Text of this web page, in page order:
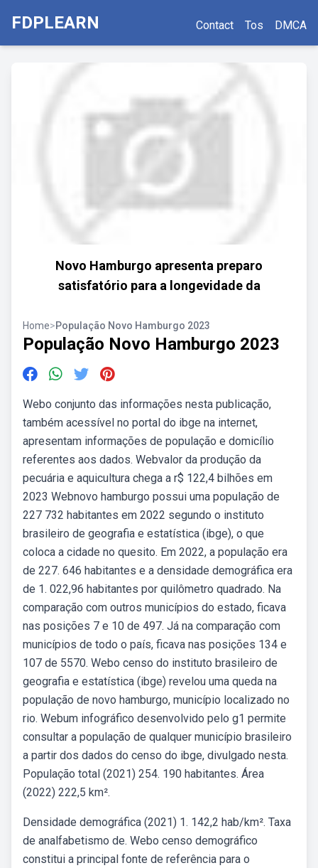
FDPLEARN Contact Tos DMCA
Novo Hamburgo apresenta preparo
satisfatório para a longevidade da
Home>População Novo Hamburgo 2023
População Novo Hamburgo 2023
Webo conjunto das informações nesta publicação,
também acessível no portal do ibge na internet,
apresentam informações de população e domicílio
referentes aos dados. Webvalor da produção da
pecuária e aquicultura chega a r$ 122,4 bilhões em
2023 Webnovo hamburgo possui uma população de
227 732 habitantes em 2022 segundo o instituto
brasileiro de geografia e estatística (ibge), o que
coloca a cidade no quesito. Em 2022, a população era
de 227. 646 habitantes e a densidade demográfica era
de 1. 022,96 habitantes por quilômetro quadrado. Na
comparação com outros municípios do estado, ficava
nas posições 7 e 10 de 497. Já na comparação com
municípios de todo o país, ficava nas posições 134 e
107 de 5570. Webo censo do instituto brasileiro de
geografia e estatística (ibge) revelou uma queda na
população de novo hamburgo, município localizado no
rio. Webum infográfico desenvolvido pelo g1 permite
consultar a população de qualquer município brasileiro
a partir dos dados do censo do ibge, divulgado nesta.
População total (2021) 254. 190 habitantes. Área
(2022) 222,5 km².
Densidade demográfica (2021) 1. 142,2 hab/km². Taxa
de analfabetismo de. Webo censo demográfico
constitui a principal fonte de referência para o